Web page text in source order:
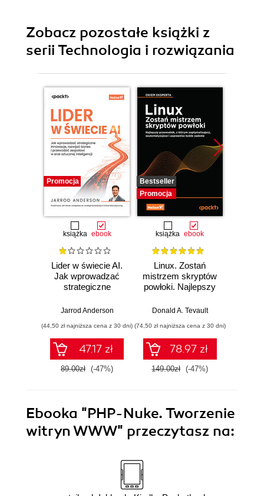
Zobacz pozostałe książki z
serii Technologia i rozwiązania
Promocja
książka ebook
Lider w świecie AI.
Jak wprowadzać
strategiczne
biznes i
zespołowi w erze
sztucznej
inteligencji
Jarrod Anderson
(44,50 zł najniższa cena z 30 dni)
47.17 zł
89.00zł (-47%)
Bestseller
Promocja
książka ebook
Linux. Zostań
mistrzem skryptów
powłoki. Najlepszy
którym
zautomatyzujesz i
usprawnisz każde
zadanie
Donald A. Tevault
(74,50 zł najniższa cena z 30 dni)
78.97 zł
149.00zł (-47%)
Ebooka "PHP-Nuke. Tworzenie
witryn WWW" przeczytasz na: